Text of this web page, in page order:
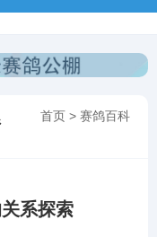
首页 > 赛鸽百科
系探索